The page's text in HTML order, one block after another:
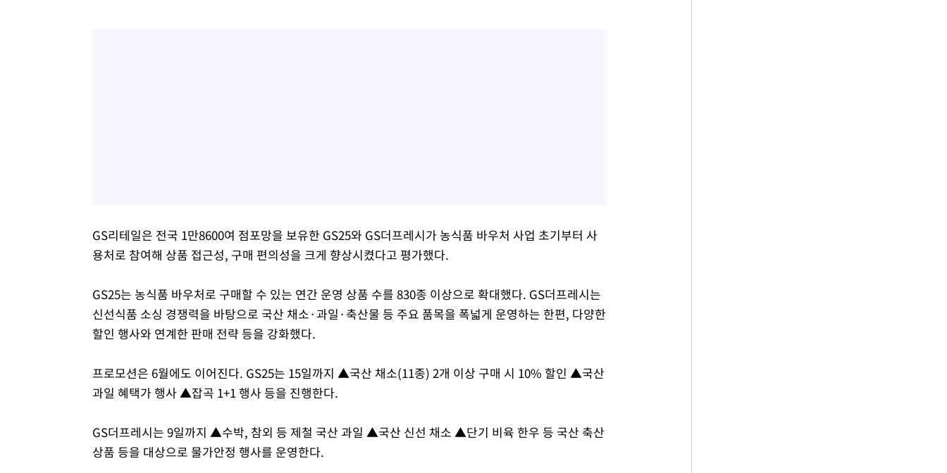
GS리테일은 전국 1만8600여 점포망을 보유한 GS25와 GS더프레시가 농식품 바우처 사업 초기부터 사
용처로 참여해 상품 접근성, 구매 편의성을 크게 향상시켰다고 평가했다.
GS25는 농식품 바우처로 구매할 수 있는 연간 운영 상품 수를 830종 이상으로 확대했다. GS더프레시는
신선식품 소싱 경쟁력을 바탕으로 국산 채소·과일·축산물 등 주요 품목을 폭넓게 운영하는 한편, 다양한
할인 행사와 연계한 판매 전략 등을 강화했다.
프로모션은 6월에도 이어진다. GS25는 15일까지 ▲국산 채소(11종) 2개 이상 구매 시 10% 할인 ▲국산
과일 혜택가 행사 ▲잡곡 1+1 행사 등을 진행한다.
GS더프레시는 9일까지 ▲수박, 참외 등 제철 국산 과일 ▲국산 신선 채소 ▲단기 비육 한우 등 국산 축산
상품 등을 대상으로 물가안정 행사를 운영한다.